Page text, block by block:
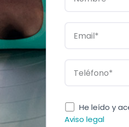
He leído y
Aviso legal